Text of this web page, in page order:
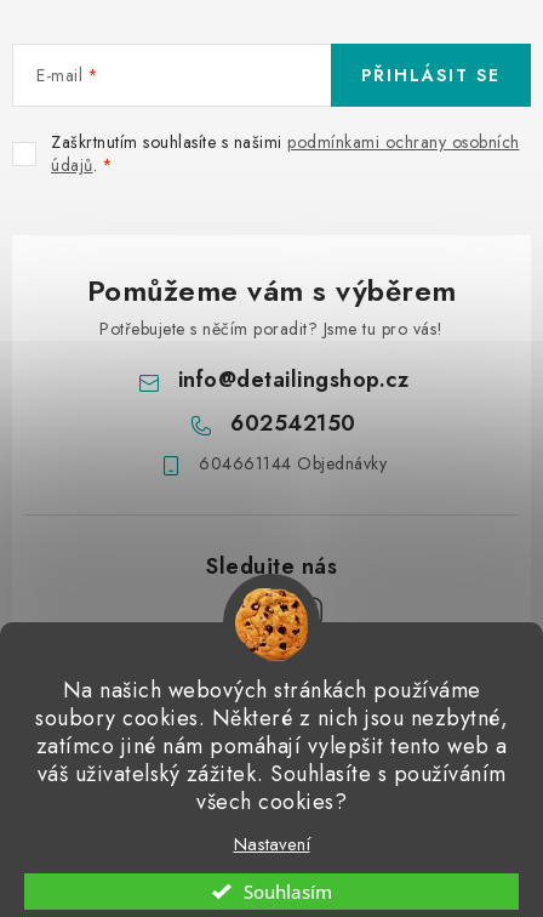
Na našich webových stránkách používáme
soubory cookies. Některé z nich jsou nezbytné,
zatímco jiné nám pomáhají vylepšit tento web a
váš uživatelský zážitek. Souhlasíte s používáním
všech cookies?
Nastavení
Souhlasím
E-mail
Zaškrtnutím souhlasíte s našimi podmínkami ochrany osobních
údajů.
PŘIHLÁSIT SE
Pomůžeme vám s výběrem
Potřebujete s něčím poradit? Jsme tu pro vás!
info@detailingshop.cz
602542150
604661144 Objednávky
Přijímáme online platby
Detailingclub Dodo Juice Gyeon Quartz ValetPRO
Microfiber Madness
Vytvořil Shoptet
Copyright 2026Detailingshop. Všechna práva vyhrazena.